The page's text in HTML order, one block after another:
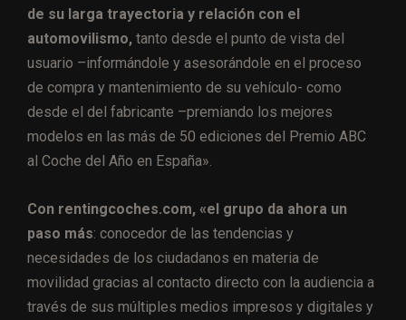
de su larga trayectoria y relación con el
automovilismo, tanto desde el punto de vista del
usuario –informándole y asesorándole en el proceso
de compra y mantenimiento de su vehículo- como
desde el del fabricante –premiando los mejores
modelos en las más de 50 ediciones del Premio ABC
al Coche del Año en España».
Con rentingcoches.com, «el grupo da ahora un
paso más: conocedor de las tendencias y
necesidades de los ciudadanos en materia de
movilidad gracias al contacto directo con la audiencia a
través de sus múltiples medios impresos y digitales y